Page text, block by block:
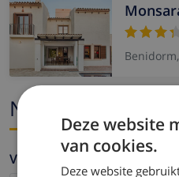
Naam en email
Voornaam *
Deze website
van cookies.
Deze website